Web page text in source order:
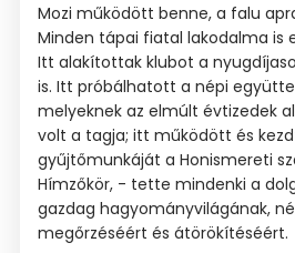
Mozi működött benne, a falu
Minden tápai fiatal lakodalma is
Itt alakítottak klubot a
is. Itt próbálhatott a népi
melyeknek az elmúlt évtizedek
volt a tagja; itt működött és
gyűjtőmunkáját a Honismereti
Hímzőkör, - tette mindenki a
gazdag hagyományvilágának,
megőrzéséért és átörökítéséért.